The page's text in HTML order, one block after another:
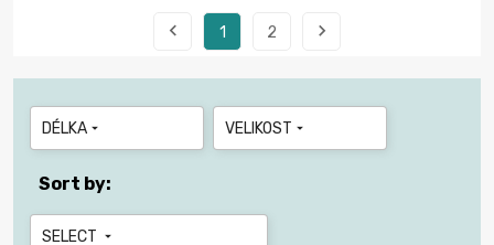
 1 2 
DÉLKA  VELIKOST 
Sort by:
SELECT 